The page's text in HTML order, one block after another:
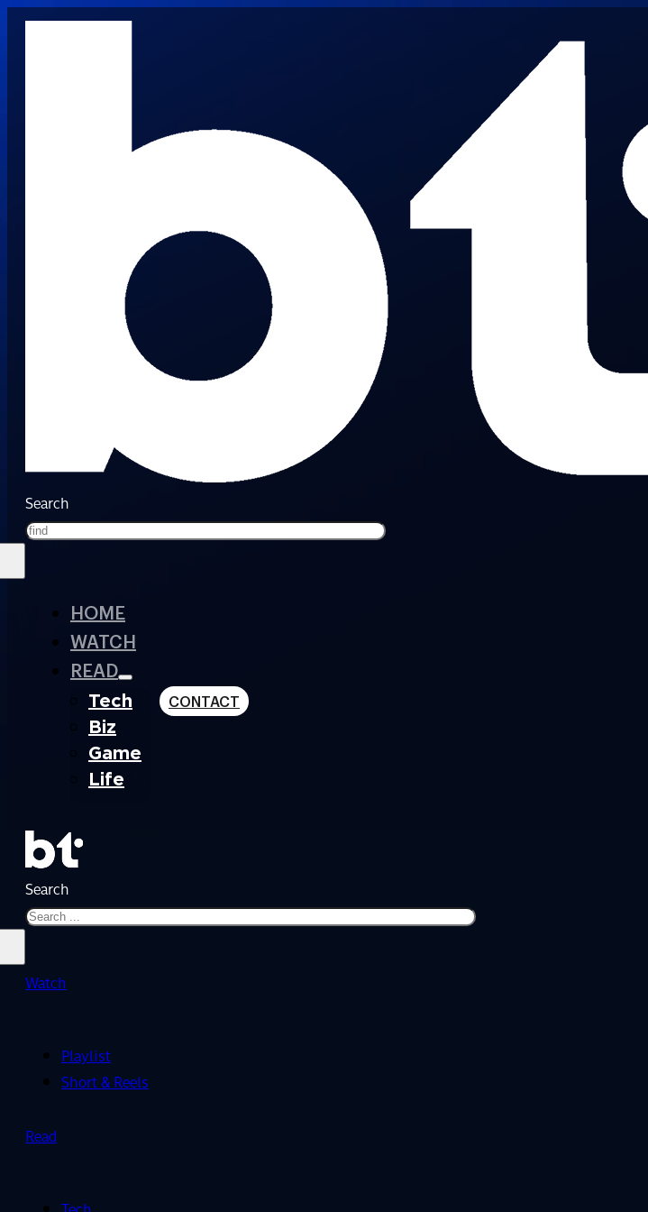
Search
HOME
WATCH
READ
Tech
Biz
Game
Life
CONTACT
Search
Watch
Playlist
Short & Reels
Read